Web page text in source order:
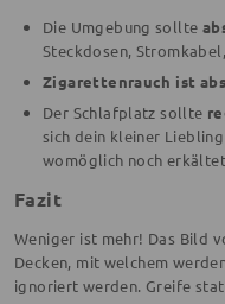
Die Umgebung sollte
Steckdosen,
Zigarettenrauch ist
Der Schlafplatz sollte
sich dein kleiner
womöglich noch
Fazit
Weniger ist mehr! Das Bild
Decken, mit welchem
ignoriert werden. Greife